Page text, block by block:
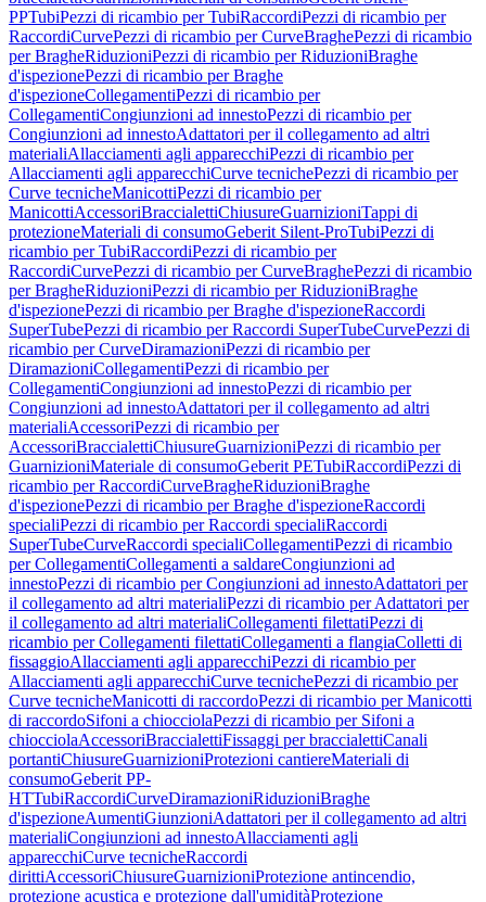
PPTubiPezzi di ricambio per TubiRaccordiPezzi di ricambio per
RaccordiCurvePezzi di ricambio per CurveBraghePezzi di ricambio
per BragheRiduzioniPezzi di ricambio per RiduzioniBraghe
d'ispezionePezzi di ricambio per Braghe
d'ispezioneCollegamentiPezzi di ricambio per
CollegamentiCongiunzioni ad innestoPezzi di ricambio per
Congiunzioni ad innestoAdattatori per il collegamento ad altri
materialiAllacciamenti agli apparecchiPezzi di ricambio per
Allacciamenti agli apparecchiCurve tecnichePezzi di ricambio per
Curve tecnicheManicottiPezzi di ricambio per
ManicottiAccessoriBraccialettiChiusureGuarnizioniTappi di
protezioneMateriali di consumoGeberit Silent-ProTubiPezzi di
ricambio per TubiRaccordiPezzi di ricambio per
RaccordiCurvePezzi di ricambio per CurveBraghePezzi di ricambio
per BragheRiduzioniPezzi di ricambio per RiduzioniBraghe
d'ispezionePezzi di ricambio per Braghe d'ispezioneRaccordi
SuperTubePezzi di ricambio per Raccordi SuperTubeCurvePezzi di
ricambio per CurveDiramazioniPezzi di ricambio per
DiramazioniCollegamentiPezzi di ricambio per
CollegamentiCongiunzioni ad innestoPezzi di ricambio per
Congiunzioni ad innestoAdattatori per il collegamento ad altri
materialiAccessoriPezzi di ricambio per
AccessoriBraccialettiChiusureGuarnizioniPezzi di ricambio per
GuarnizioniMateriale di consumoGeberit PETubiRaccordiPezzi di
ricambio per RaccordiCurveBragheRiduzioniBraghe
d'ispezionePezzi di ricambio per Braghe d'ispezioneRaccordi
specialiPezzi di ricambio per Raccordi specialiRaccordi
SuperTubeCurveRaccordi specialiCollegamentiPezzi di ricambio
per CollegamentiCollegamenti a saldareCongiunzioni ad
innestoPezzi di ricambio per Congiunzioni ad innestoAdattatori per
il collegamento ad altri materialiPezzi di ricambio per Adattatori per
il collegamento ad altri materialiCollegamenti filettatiPezzi di
ricambio per Collegamenti filettatiCollegamenti a flangiaColletti di
fissaggioAllacciamenti agli apparecchiPezzi di ricambio per
Allacciamenti agli apparecchiCurve tecnichePezzi di ricambio per
Curve tecnicheManicotti di raccordoPezzi di ricambio per Manicotti
di raccordoSifoni a chiocciolaPezzi di ricambio per Sifoni a
chiocciolaAccessoriBraccialettiFissaggi per braccialettiCanali
portantiChiusureGuarnizioniProtezioni cantiereMateriali di
consumoGeberit PP-
HTTubiRaccordiCurveDiramazioniRiduzioniBraghe
d'ispezioneAumentiGiunzioniAdattatori per il collegamento ad altri
materialiCongiunzioni ad innestoAllacciamenti agli
apparecchiCurve tecnicheRaccordi
dirittiAccessoriChiusureGuarnizioniProtezione antincendio,
protezione acustica e protezione dall'umiditàProtezione